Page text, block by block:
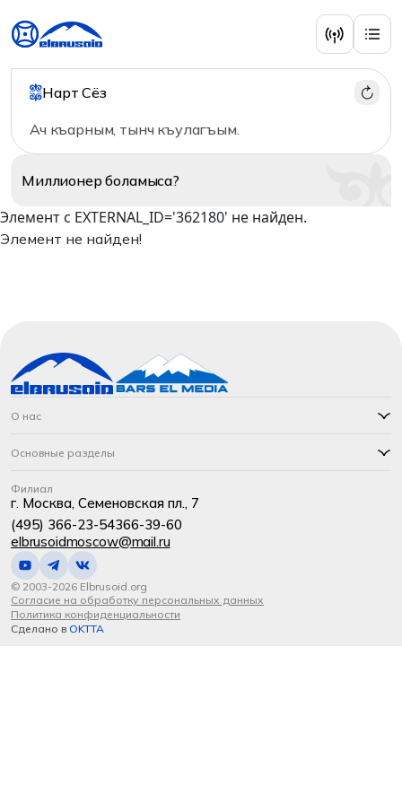
Нарт Сёз
Ач къарным, тынч къулагъым.
Миллионерболамыса?
Элемент с EXTERNAL_ID='362180' не найден.
Элемент не найден!
О нас
Основные разделы
Филиал
г. Москва, Семеновская пл., 7
(495) 366-23-54366-39-60
elbrusoidmoscow@mail.ru
© 2003-2026 Elbrusoid.org
Согласие на обработку персональных данных
Политика конфиденциальности
Сделано в OKTTA